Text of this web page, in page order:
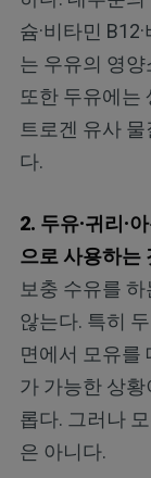
슘·비타민
는 우유의 영
또한 두유에는
트로겐 유사
다.
2. 두유·귀리·
으로 사용하는
보충 수유를
않는다. 특히
면에서 모유를
가 가능한 상
롭다. 그러나
은 아니다.